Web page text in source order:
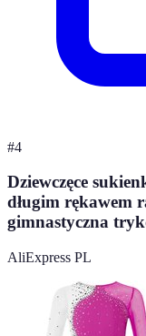
#4
Dziewczęce
długim rękawem
gimnastyczna
AliExpress PL